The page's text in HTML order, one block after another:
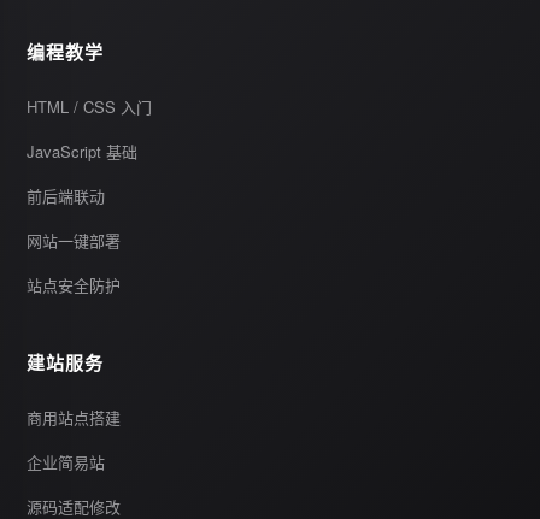
编程教学
HTML / CSS 入门
JavaScript 基础
前后端联动
网站一键部署
站点安全防护
建站服务
商用站点搭建
企业简易站
源码适配修改